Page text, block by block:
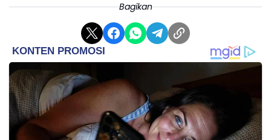
Bagikan